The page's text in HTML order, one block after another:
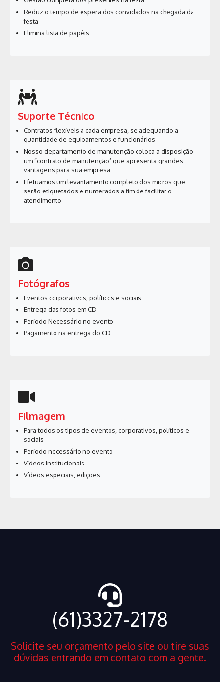
Reduz o tempo de espera dos convidados na chegada da
festa
Elimina lista de papéis
Suporte Técnico
Contratos flexíveis a cada empresa, se adequando a
quantidade de equipamentos e funcionários
Nosso departamento de manutenção coloca a disposição
um “contrato de manutenção” que apresenta grandes
vantagens para sua empresa
Efetuamos um levantamento completo dos micros que
serão etiquetados e numerados a fim de facilitar o
atendimento
Fotógrafos
Eventos corporativos, políticos e sociais
Entrega das fotos em CD
Período Necessário no evento
Pagamento na entrega do CD
Filmagem
Para todos os tipos de eventos, corporativos, políticos e
sociais
Período necessário no evento
Vídeos Institucionais
Vídeos especiais, edições
(61)3327-2178
Solicite seu orçamento pelo site ou tire suas
dúvidas entrando em contato com a gente.